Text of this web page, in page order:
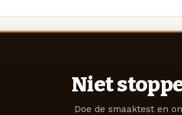
Niet
Doe de smaaktest en